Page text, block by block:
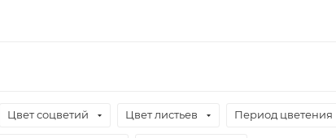
Цвет соцветий Цвет листьев Период цветения